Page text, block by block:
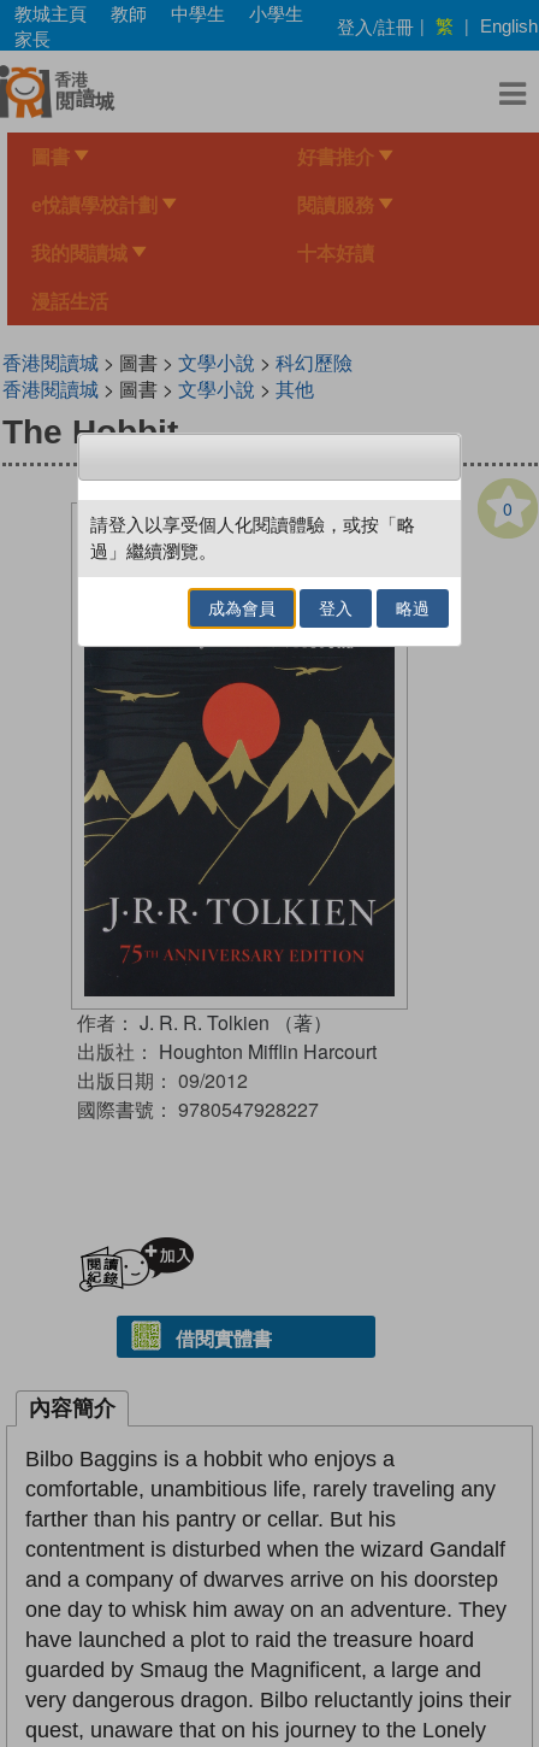
Skip
main
content
教城主頁 教師 中學生
小學生
家長
登入/註冊 | 繁 | English
圖書 好書推介
e悅讀學校計劃 閱讀服務
我的閱讀城 十本好讀
漫話生活
香港閱讀城> 圖書 > 文學小說 > 科幻歷險
香港閱讀城> 圖書 > 文學小說 > 其他
The Hobbit
0
作者： J. R. R. Tolkien （著）
出版社： Houghton Mifflin Harcourt
出版日期： 09/2012
國際書號： 9780547928227
借閱實體書
內容簡介
Bilbo Baggins is a hobbit who enjoys a
comfortable, unambitious life, rarely traveling any
farther than his pantry or cellar. But his
contentment is disturbed when the wizard Gandalf
and a company of dwarves arrive on his doorstep
one day to whisk him away on an adventure. They
have launched a plot to raid the treasure hoard
guarded by Smaug the Magnificent, a large and
very dangerous dragon. Bilbo reluctantly joins their
quest, unaware that on his journey to the Lonely
請登入以享受個人化閱讀體驗，或按「略
過」繼續瀏覽。
成為會員 登入 略過